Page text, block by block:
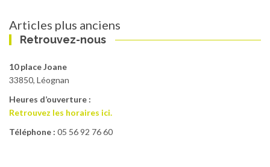
Navigation
des
articles
Articles plus anciens
Retrouvez-nous
10 place Joane
33850, Léognan
Heures d’ouverture :
Retrouvez les horaires ici.
Téléphone : 05 56 92 76 60